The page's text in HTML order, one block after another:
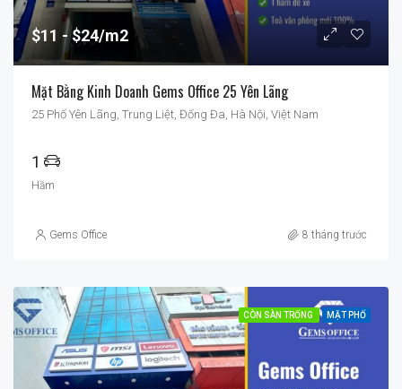
$11 $24/m2
Mặt Bằng Kinh Doanh Gems Office 25 Yên Lãng
25 Phố Yên Lãng, Trung Liệt, Đống Đa, Hà Nội, Việt Nam
1
Hầm
Gems Office 8 tháng trước
CÒN SÀN TRỐNG MẶT PHỐ